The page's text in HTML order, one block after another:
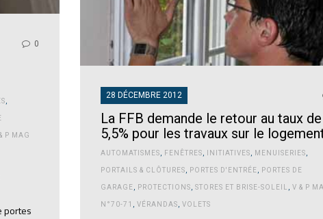
0
P MAG
portes
28 DÉCEMBRE 2012
La FFB demande le retour au taux de
5,5% pour les travaux sur le
AUTOMATISMES, FENÊTRES, INITIATIVES, MENUISERIES,
PORTAILS & CLÔTURES, PORTES D'ENTRÉE, PORTES DE
GARAGE, PROTECTIONS, STORES ET BRISE-SOLEIL , V & P
N°70-71 , VÉRANDAS, VOLETS